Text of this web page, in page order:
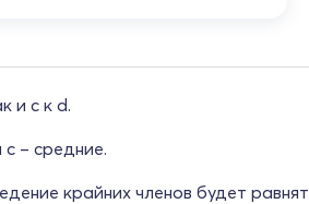
и c к d.
– средние.
крайних членов будет